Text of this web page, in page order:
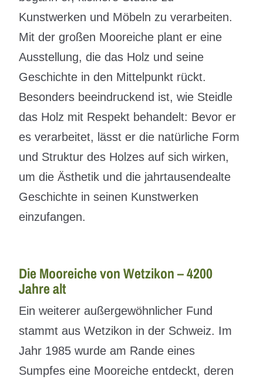
Kunstwerken und Möbeln zu verarbeiten.
Mit der großen Mooreiche plant er eine
Ausstellung, die das Holz und seine
Geschichte in den Mittelpunkt rückt.
Besonders beeindruckend ist, wie Steidle
das Holz mit Respekt behandelt: Bevor er
es verarbeitet, lässt er die natürliche Form
und Struktur des Holzes auf sich wirken,
um die Ästhetik und die jahrtausendealte
Geschichte in seinen Kunstwerken
einzufangen.
Die Mooreiche von Wetzikon – 4200
Jahre alt
Ein weiterer außergewöhnlicher Fund
stammt aus Wetzikon in der Schweiz. Im
Jahr 1985 wurde am Rande eines
Sumpfes eine Mooreiche entdeckt, deren